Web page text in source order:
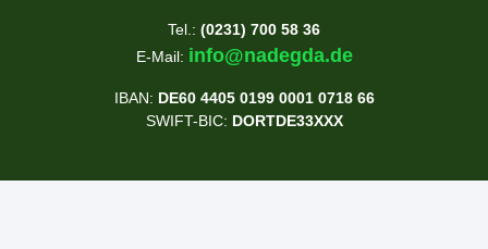
Tel.: (0231) 700 58 36
E-Mail: info@nadegda.de
IBAN: DE60 4405 0199 0001 0718 66
SWIFT-BIC: DORTDE33XXX